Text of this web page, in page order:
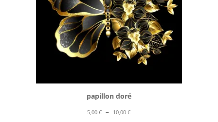
papillon doré
5,00€ – 10,00€Plage